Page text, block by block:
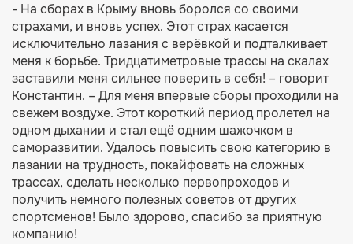
- На сборах в Крыму вновь боролся со своими
страхами, и вновь успех. Этот страх касается
исключительно лазания с верёвкой и подталкивает
меня к борьбе. Тридцатиметровые трассы на скалах
заставили меня сильнее поверить в себя! – говорит
Константин. – Для меня впервые сборы проходили на
свежем воздухе. Этот короткий период пролетел на
одном дыхании и стал ещё одним шажочком в
саморазвитии. Удалось повысить свою категорию в
лазании на трудность, покайфовать на сложных
трассах, сделать несколько первопроходов и
получить немного полезных советов от других
спортсменов! Было здорово, спасибо за приятную
компанию!